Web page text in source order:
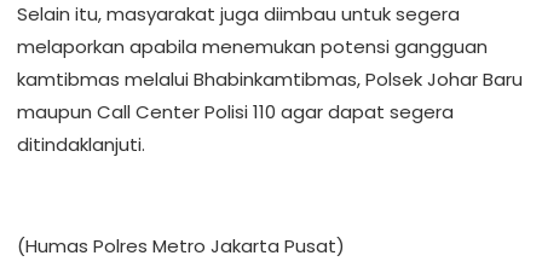
Selain itu, masyarakat juga diimbau untuk segera
melaporkan apabila menemukan potensi gangguan
kamtibmas melalui Bhabinkamtibmas, Polsek Johar Baru
maupun Call Center Polisi 110 agar dapat segera
ditindaklanjuti.
(Humas Polres Metro Jakarta Pusat)